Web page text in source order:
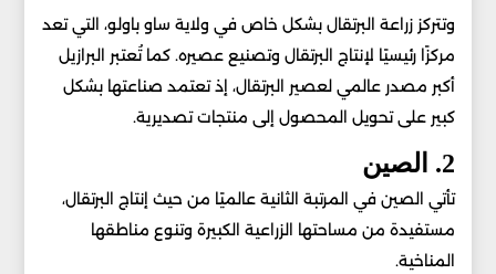
وتتركز زراعة البرتقال بشكل خاص في ولاية ساو باولو، التي تعد
مركزًا رئيسيًا لإنتاج البرتقال وتصنيع عصيره. كما تُعتبر البرازيل
أكبر مصدر عالمي لعصير البرتقال، إذ تعتمد صناعتها بشكل
كبير على تحويل المحصول إلى منتجات تصديرية.
2. الصين
تأتي الصين في المرتبة الثانية عالميًا من حيث إنتاج البرتقال،
مستفيدة من مساحتها الزراعية الكبيرة وتنوع مناطقها
المناخية.